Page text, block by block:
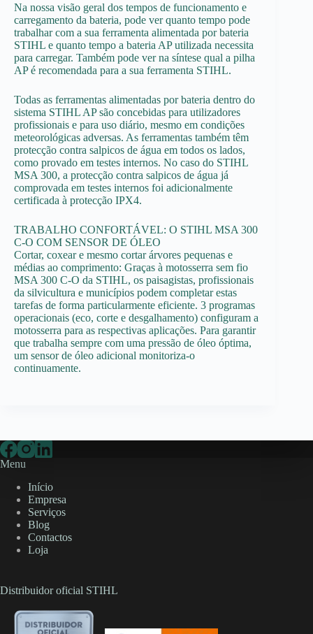
Na nossa visão geral dos tempos de funcionamento e
carregamento da bateria, pode ver quanto tempo pode
trabalhar com a sua ferramenta alimentada por bateria
STIHL e quanto tempo a bateria AP utilizada necessita
para carregar. Também pode ver na síntese qual a pilha
AP é recomendada para a sua ferramenta STIHL.
Todas as ferramentas alimentadas por bateria dentro do
sistema STIHL AP são concebidas para utilizadores
profissionais e para uso diário, mesmo em condições
meteorológicas adversas. As ferramentas também têm
protecção contra salpicos de água em todos os lados,
como provado em testes internos. No caso do STIHL
MSA 300, a protecção contra salpicos de água já
comprovada em testes internos foi adicionalmente
certificada à protecção IPX4.
TRABALHO CONFORTÁVEL: O STIHL MSA 300
C-O COM SENSOR DE ÓLEO
Cortar, coxear e mesmo cortar árvores pequenas e
médias ao comprimento: Graças à motosserra sem fio
MSA 300 C-O da STIHL, os paisagistas, profissionais
da silvicultura e municípios podem completar estas
tarefas de forma particularmente eficiente. 3 programas
operacionais (eco, corte e desgalhamento) configuram a
motosserra para as respectivas aplicações. Para garantir
que trabalha sempre com uma pressão de óleo óptima,
um sensor de óleo adicional monitoriza-o
continuamente.
Menu
Início
Empresa
Serviços
Blog
Contactos
Loja
Distribuidor oficial STIHL